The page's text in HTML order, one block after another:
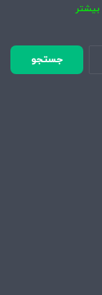
بیشتر
جستجو
برای: